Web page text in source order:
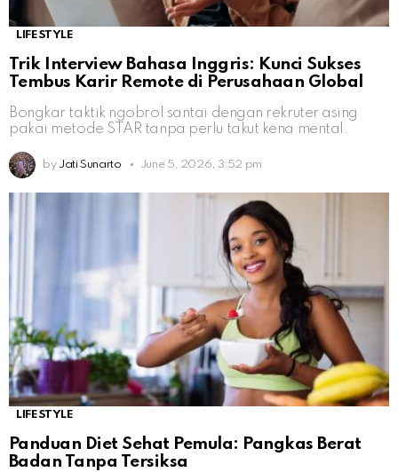
LIFESTYLE
Trik Interview Bahasa Inggris: Kunci Sukses
Tembus Karir Remote di Perusahaan Global
Bongkar taktik ngobrol santai dengan rekruter asing
pakai metode STAR tanpa perlu takut kena mental.
by Jati Sunarto June 5, 2026, 3:52 pm
LIFESTYLE
Panduan Diet Sehat Pemula: Pangkas Berat
Badan Tanpa Tersiksa